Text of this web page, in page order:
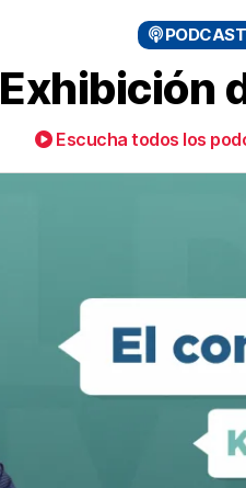
PODCAST
Exhibición
Escucha todos los